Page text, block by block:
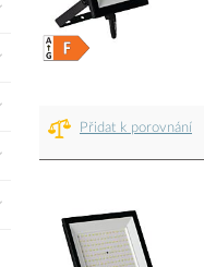
Přidat k porovnání